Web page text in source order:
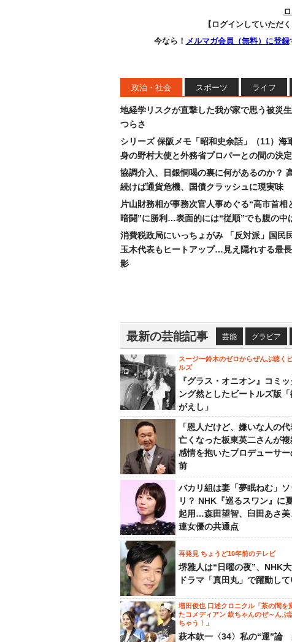
【ログインしていただ
今なら！ メルマガ会員（無料）に登録
政治・社会 スポーツ ライフ
地経学リスクが直撃した我が家で思う被災
つらさ
シリーズ 保阪メモ「昭和史余話」（11）海
身の野村大使と外務省プロパーとの間の決
協調介入、日銀恫喝の裏に何があるのか？
続けば通貨危機、国債クラッシュに現実味
片山財務相が事務次官人事めぐる“高市首相
暗闘”に勝利…表面的には“従順”でも腹の中
消費税政局にいっちょがみ 「反対派」国民
玉木代表もヒートアップ…見え隠れする最
影
最新の芸能記事 芸能 グラビア
スージー鈴木のゼロからぜんぶ聴く
ルズ
『グラス・オニオン』コミ
ング然としたビートルズ版
がえし」
「恩人だけど、嫌いな人の代
亡くなった板東英二さんが複
感情を抱いたプロデューサー
前
バカリ組は妻「夢眠ねむ」ソ
リ？ NHK『巡るスワン』に
起用…森田望智、臼田あさ美
連女優の共通点
再発見 ちょうど10年前のテレビ
堺雅人は“日曜の夜”、NHK
ドラマ「真田丸」で躍動して
増田俊也 口述クロニクル「茶の間を
たコメディアン 欽ちゃんのぜ～んぶ
ちゃう！」
萩本欽一〈34〉私の“運”論